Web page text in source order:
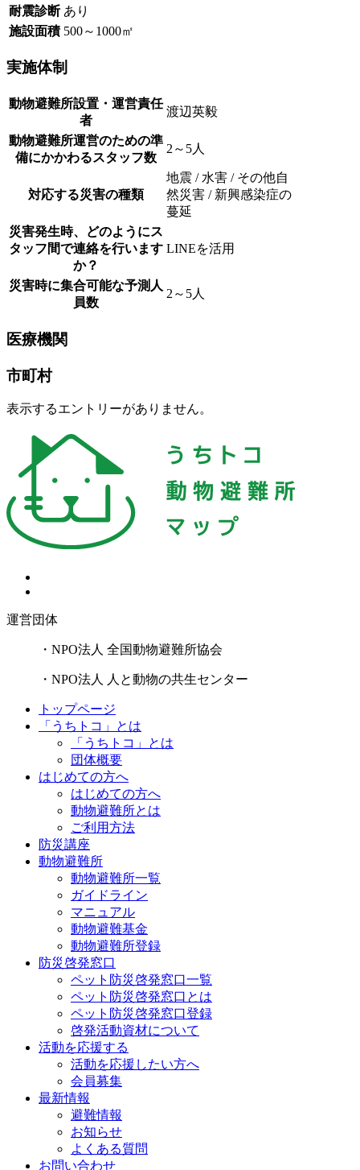
耐震診断 あり
施設面積 500～1000㎡
実施体制
動物避難所設置・運営責任
者
渡辺英毅
動物避難所運営のための準
備にかかわるスタッフ数
2～5人
対応する災害の種類
地震 / 水害 / その他自
然災害 / 新興感染症の
蔓延
災害発生時、どのようにス
タッフ間で連絡を行います
か？
LINEを活用
災害時に集合可能な予測人
員数
2～5人
医療機関
市町村
表示するエントリーがありません。
運営団体
・NPO法人 全国動物避難所協会
・NPO法人 人と動物の共生センター
トップページ
「うちトコ」とは
「うちトコ」とは
団体概要
はじめての方へ
はじめての方へ
動物避難所とは
ご利用方法
防災講座
動物避難所
動物避難所一覧
ガイドライン
マニュアル
動物避難基金
動物避難所登録
防災啓発窓口
ペット防災啓発窓口一覧
ペット防災啓発窓口とは
ペット防災啓発窓口登録
啓発活動資材について
活動を応援する
活動を応援したい方へ
会員募集
最新情報
避難情報
お知らせ
よくある質問
お問い合わせ